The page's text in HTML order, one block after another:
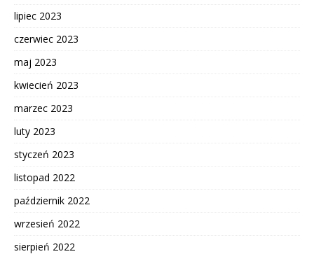
lipiec 2023
czerwiec 2023
maj 2023
kwiecień 2023
marzec 2023
luty 2023
styczeń 2023
listopad 2022
październik 2022
wrzesień 2022
sierpień 2022